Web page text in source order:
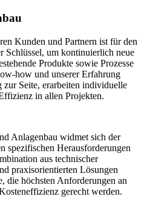
Kunden und Partnern ist für den
Schlüssel, um kontinuierlich neue
Produkte sowie Prozesse
how und unserer Erfahrung
zur Seite, erarbeiten individuelle
in allen Projekten.
Anlagenbau widmet sich der
spezifischen Herausforderungen
aus technischer
praxisorientierten Lösungen
die höchsten Anforderungen an
gerecht werden.